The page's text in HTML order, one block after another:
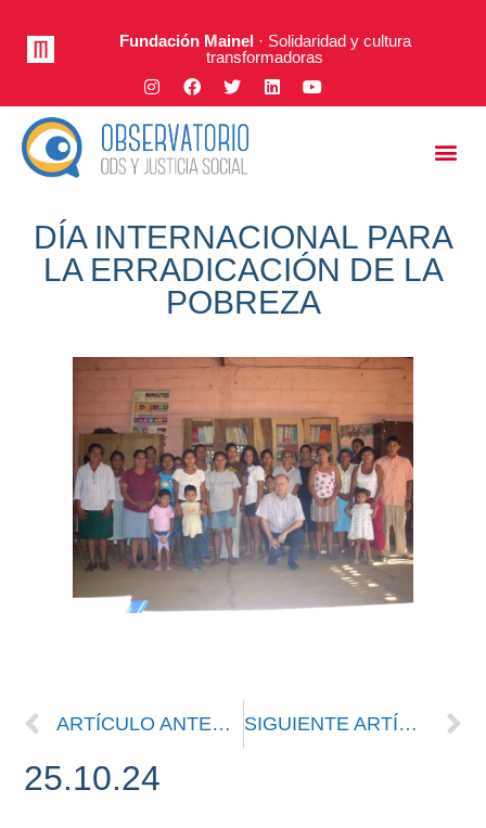
Fundación Mainel· Solidaridad y cultura
transformadoras
DÍA INTERNACIONAL PARA
LA ERRADICACIÓN DE LA
POBREZA
ARTÍCULO ANTERIOR SIGUIENTE ARTÍCULO
25.10.24